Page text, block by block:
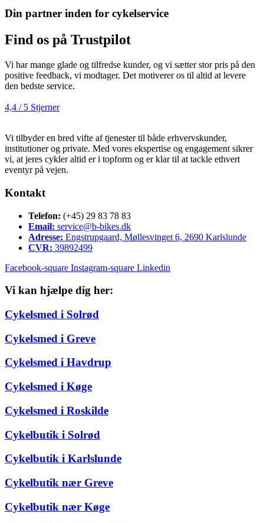
Din partner inden for cykelservice
Find os på Trustpilot
Vi har mange glade og tilfredse kunder, og vi sætter stor pris på den
positive feedback, vi modtager. Det motiverer os til altid at levere
den bedste service.
4,4 / 5 Stjerner
Vi tilbyder en bred vifte af tjenester til både erhvervskunder,
institutioner og private. Med vores ekspertise og engagement sikrer
vi, at jeres cykler altid er i topform og er klar til at tackle ethvert
eventyr på vejen.
Kontakt
Telefon: (+45) 29 83 78 83
Email: service@b-bikes.dk
Adresse: Engstrupgaard, Møllesvinget 6, 2690 Karlslunde
CVR: 39892499
Facebook-square Instagram-square Linkedin
Vi kan hjælpe dig her:
Cykelsmed i Solrød
Cykelsmed i Greve
Cykelsmed i Havdrup
Cykelsmed i Køge
Cykelsmed i Roskilde
Cykelbutik i Solrød
Cykelbutik i Karlslunde
Cykelbutik nær Greve
Cykelbutik nær Køge